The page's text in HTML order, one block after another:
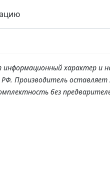
характер и
Производитель оставляет
без